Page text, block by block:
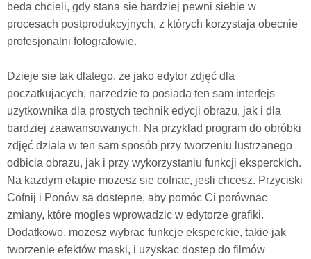
beda chcieli, gdy stana sie bardziej pewni siebie w
procesach postprodukcyjnych, z których korzystaja obecnie
profesjonalni fotografowie.
Dzieje sie tak dlatego, ze jako edytor zdjęć dla
poczatkujacych, narzedzie to posiada ten sam interfejs
uzytkownika dla prostych technik edycji obrazu, jak i dla
bardziej zaawansowanych. Na przyklad program do obróbki
zdjęć dziala w ten sam sposób przy tworzeniu lustrzanego
odbicia obrazu, jak i przy wykorzystaniu funkcji eksperckich.
Na kazdym etapie mozesz sie cofnac, jesli chcesz. Przyciski
Cofnij i Ponów sa dostepne, aby pomóc Ci porównac
zmiany, które mogles wprowadzic w edytorze grafiki.
Dodatkowo, mozesz wybrac funkcje eksperckie, takie jak
tworzenie efektów maski, i uzyskac dostep do filmów